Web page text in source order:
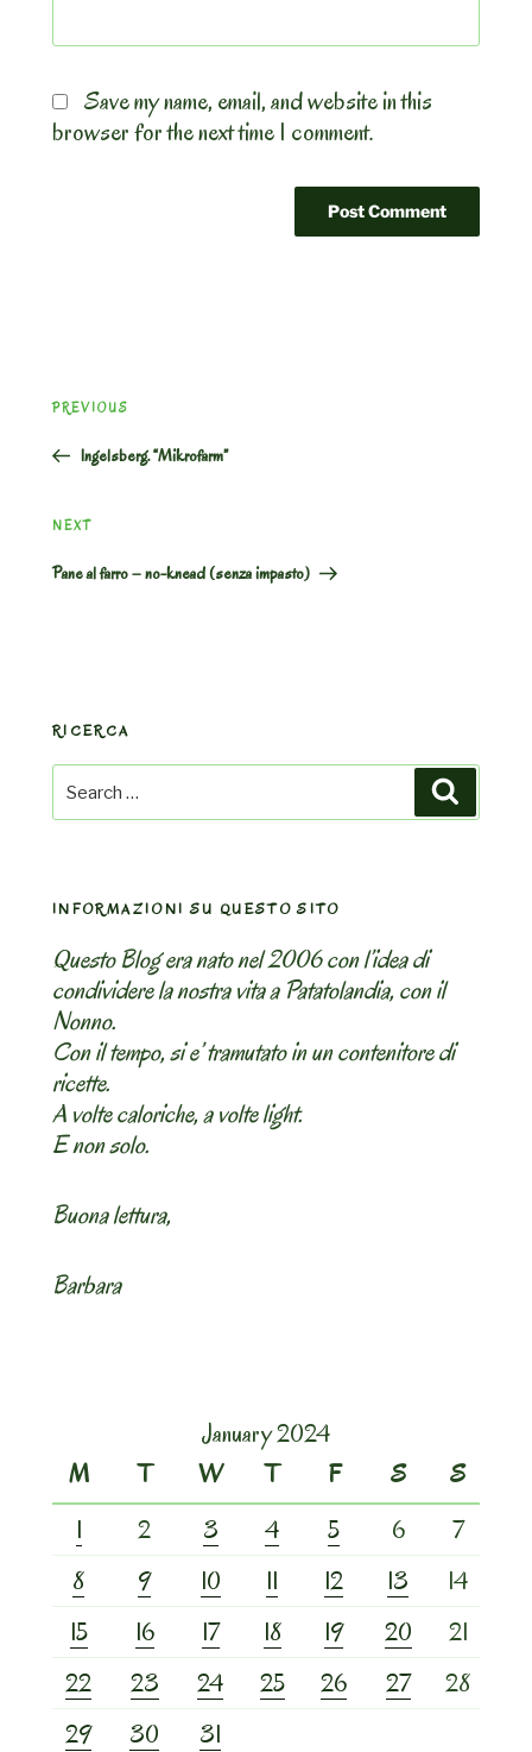
Save my name, email, and website in this
browser for the next time I comment.
navigation
Previous
PREVIOUS
Ingelsberg. “Mikrofarm”
Next
Post
NEXT
Pane al farro – no-knead (senza impasto)
RICERCA
Search
for:
INFORMAZIONI SU QUESTO SITO
Questo Blog era nato nel 2006 con l’idea di
condividere la nostra vita a Patatolandia, con il
Nonno.
Con il tempo, si e’ tramutato in un contenitore di
ricette.
A volte caloriche, a volte light.
E non solo.
Buona lettura,
Barbara
January 2024
M
T W T F S
S
1
2 3 4 5 6
7
8
9 10 11 12 13
14
15
16 17 18 19 20
21
22
23 24 25 26 27
28
29
30
31